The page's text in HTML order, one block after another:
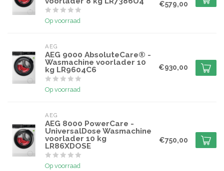
Op voorraad
€579,00
AEG
AEG 9000 AbsoluteCare® -
Wasmachine voorlader 10
kg LR9604C6
Op voorraad
€930,00
AEG
AEG 8000 PowerCare -
UniversalDose Wasmachine
voorlader 10 kg
LR86XDOSE
Op voorraad
€750,00